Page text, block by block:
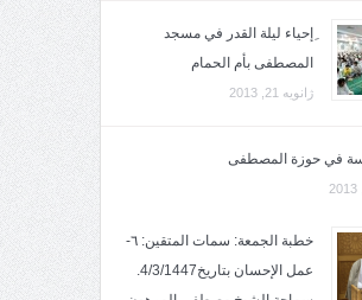
ِإحياء ليلة القدر في مسجد
المصطفى بأم الحمام
ژانویه 21, 2013
في حوزة المصطفى
خطبة الجمعة: سمات المتقين: ٦-
عمل الإحسان بتاريخ4/3/1447.